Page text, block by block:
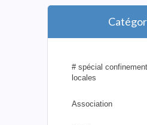
# spécial
locales
Association